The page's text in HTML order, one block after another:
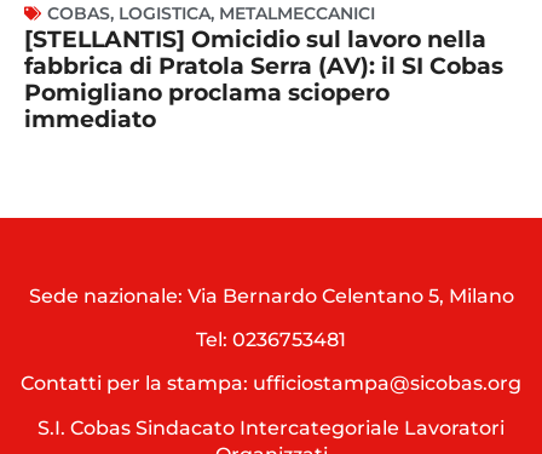
COBAS, LOGISTICA, METALMECCANICI
[STELLANTIS] Omicidio sul lavoro nella
fabbrica di Pratola Serra (AV): il SI Cobas
Pomigliano proclama sciopero
immediato
Sede nazionale: Via Bernardo Celentano 5, Milano
Tel: 0236753481
Contatti per la stampa: ufficiostampa@sicobas.org
S.I. Cobas Sindacato Intercategoriale Lavoratori